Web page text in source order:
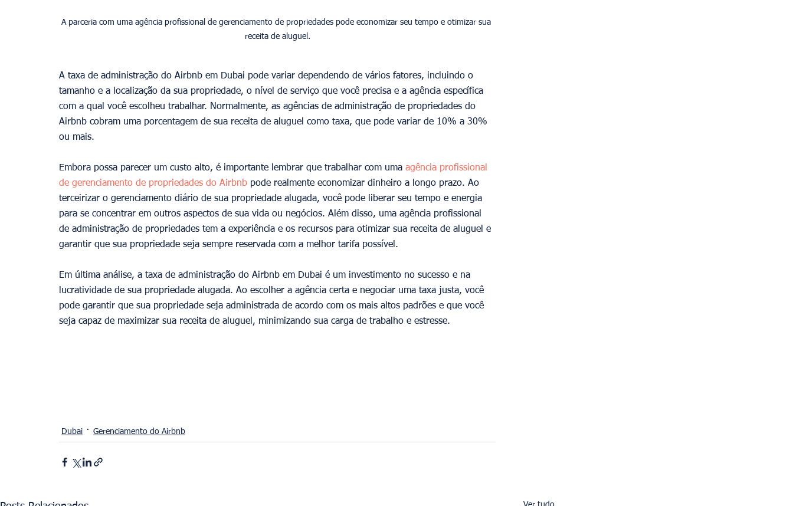
A parceria com uma agência profissional de gerenciamento de propriedades pode economizar seu tempo e otimizar sua
A taxa de administração do Airbnb em Dubai pode variar dependendo de vários fatores, incluindo o
tamanho e a localização da sua propriedade, o nível de serviço que você precisa e a agência específica
com a qual você escolheu trabalhar. Normalmente, as agências de administração de propriedades do
Airbnb cobram uma porcentagem de sua receita de aluguel como taxa, que pode variar de 10% a 30%
ou mais.
Embora possa parecer um custo alto, é importante lembrar que trabalhar com uma agência profissional
de gerenciamento de propriedades do Airbnb pode realmente economizar dinheiro a longo prazo. Ao
terceirizar o gerenciamento diário de sua propriedade alugada, você pode liberar seu tempo e energia
para se concentrar em outros aspectos de sua vida ou negócios. Além disso, uma agência profissional
de administração de propriedades tem a experiência e os recursos para otimizar sua receita de aluguel e
garantir que sua propriedade seja sempre reservada com a melhor tarifa possível.
Em última análise, a taxa de administração do Airbnb em Dubai é um investimento no sucesso e na
lucratividade de sua propriedade alugada. Ao escolher a agência certa e negociar uma taxa justa, você
pode garantir que sua propriedade seja administrada de acordo com os mais altos padrões e que você
seja capaz de maximizar sua receita de aluguel, minimizando sua carga de trabalho e estresse.
Dubai Gerenciamento do Airbnb